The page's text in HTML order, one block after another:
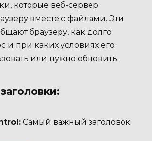
которые веб-сервер
вместе с файлами. Эти
браузеру, как долго
и при каких условиях его
или нужно обновить.
Самый важный заголовок.